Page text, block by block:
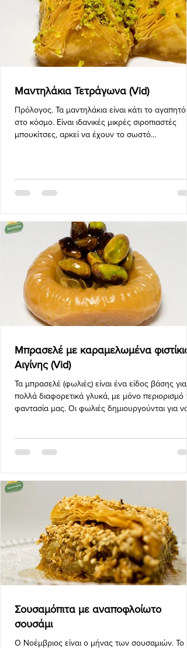
Μαντηλάκια Τετράγωνα (Vid)
Πρόλογος. Τα μαντηλάκια είναι κάτι το αγαπητό
στο κόσμο. Είναι ιδανικές μικρές σιροπιαστές
μπουκίτσες, αρκεί να έχουν το σωστό
Μπρασελέ με καραμελωμένα φιστίκια
Αιγίνης (Vid)
Τα μπρασελέ (φωλιές) είναι ένα είδος βάσης για
πολλά διαφορετικά γλυκά, με μόνο περιορισμό
φαντασία μας. Οι φωλιές δημιουργούνται για να
Σουσαμόπιτα με αναποφλοίωτο
σουσάμι
Ο Νοέμβριος είναι ο μήνας των σουσαμιών. Το